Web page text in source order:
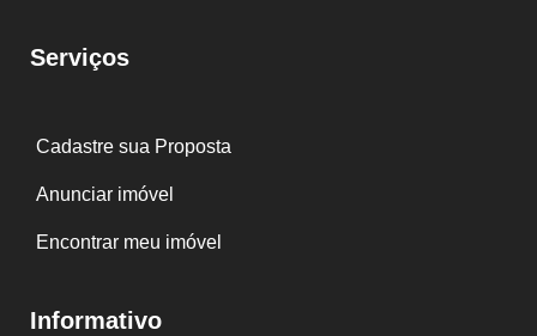
Serviços
Cadastre sua Proposta
Anunciar imóvel
Encontrar meu imóvel
Informativo